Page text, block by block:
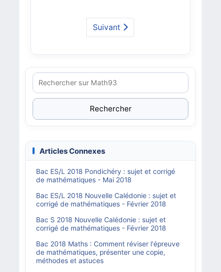
Suivant
Rechercher
Articles Connexes
Bac ES/L 2018 Pondichéry : sujet et corrigé
de mathématiques - Mai 2018
Bac ES/L 2018 Nouvelle Calédonie : sujet et
corrigé de mathématiques - Février 2018
Bac S 2018 Nouvelle Calédonie : sujet et
corrigé de mathématiques - Février 2018
Bac 2018 Maths : Comment réviser l'épreuve
de mathématiques, présenter une copie,
méthodes et astuces